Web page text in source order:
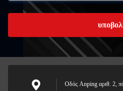
Οδός Anping αριθ. 2,